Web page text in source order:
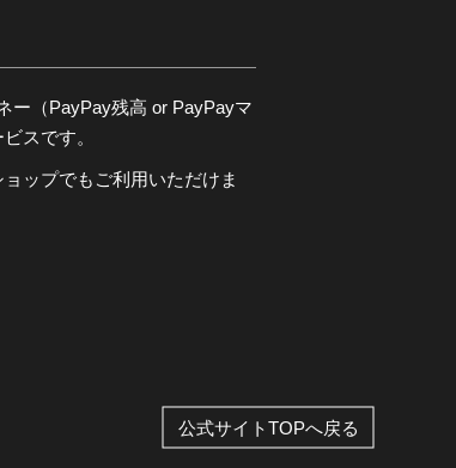
ー（PayPay残高 or PayPayマ
スです。
ップでもご利用いただけま
公式サイトTOPへ戻る